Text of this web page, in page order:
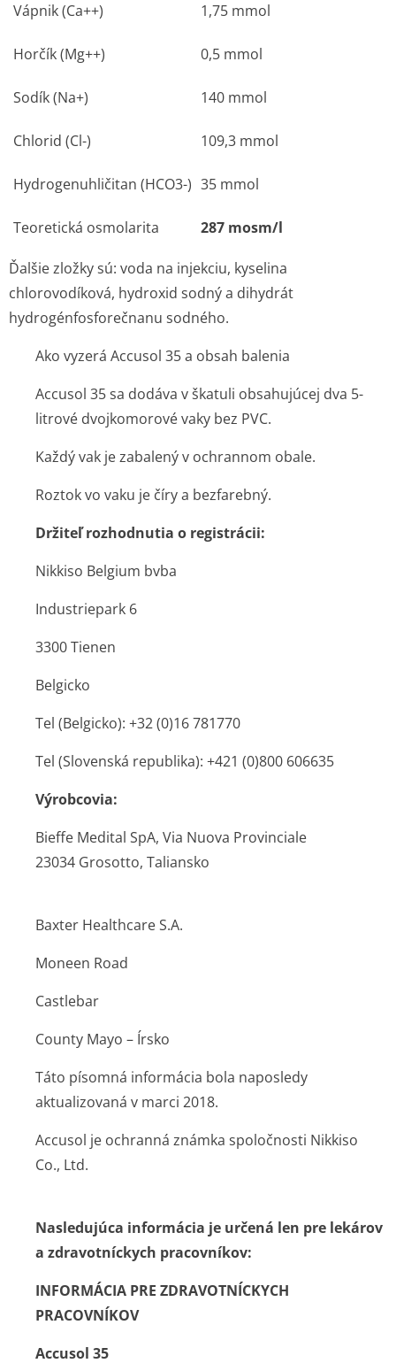
Vápnik (Ca++) 1,75 mmol
Horčík (Mg++) 0,5 mmol
Sodík (Na+) 140 mmol
Chlorid (Cl-) 109,3 mmol
Hydrogenuhličitan (HCO3-) 35 mmol
Teoretická osmolarita 287 mosm/l
Ďalšie zložky sú: voda na injekciu, kyselina
chlorovodíková, hydroxid sodný a dihydrát
hydrogénfosfo­rečnanu sodného.
Ako vyzerá Accusol 35 a obsah balenia
Accusol 35 sa dodáva v škatuli obsahujúcej dva 5-
litrové dvojkomorové vaky bez PVC.
Každý vak je zabalený v ochrannom obale.
Roztok vo vaku je číry a bezfarebný.
Držiteľ rozhodnutia o registrácii:
Nikkiso Belgium bvba
Industriepark 6
3300 Tienen
Belgicko
Tel (Belgicko): +32 (0)16 781770
Tel (Slovenská republika): +421 (0)800 606635
Výrobcovia:
Bieffe Medital SpA, Via Nuova Provinciale
23034 Grosotto, Taliansko
Baxter Healthcare S.A.
Moneen Road
Castlebar
County Mayo – Írsko
Táto písomná informácia bola naposledy
aktualizovaná v marci 2018.
Accusol je ochranná známka spoločnosti Nikkiso
Co., Ltd.
Nasledujúca informácia je určená len pre lekárov
a zdravotníckych pracovníkov:
INFORMÁCIA PRE ZDRAVOTNÍCKYCH
PRACOVNÍKOV
Accusol 35